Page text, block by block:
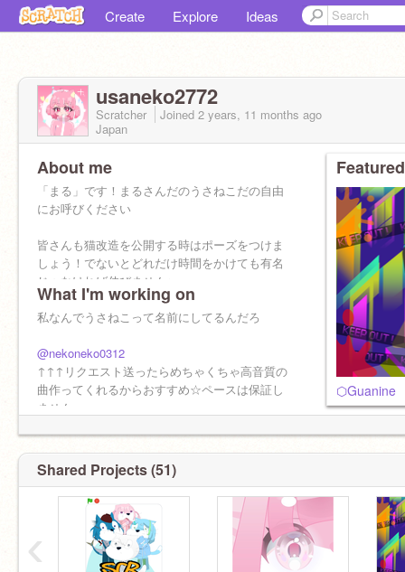
Create Explore Ideas
usaneko2772
Scratcher Joined 2 years, 11 months ago
Japan
About me
「まる」です！まるさんだのうさねこだの自由
にお呼びください
皆さんも猫改造を公開する時はポーズをつけま
しょう！でないとどれだけ時間をかけても有名
じゃなければ伸びません⭐︎
性別:女
座右の銘:情けは人の為ならず
▼人間関係
｜スク親友
@Shiromastu
@INARIZUSHI39
@soba-udon
(直近メンツ)
@kazamaryuga0926
What I'm working on
私なんでうさねこって名前にしてるんだろ
@nekoneko0312
↑↑↑リクエスト送ったらめちゃくちゃ高音質の
曲作ってくれるからおすすめ☆ペースは保証し
ません
∫ ∫ ∫
ノヽ
（＿ ）
（＿ ）
（＿＿＿＿＿＿ ）
ヽ(´･ω･)ﾉ 幸せ！！人生！！
| /
⬡Guanine
Shared Projects (51)
‹